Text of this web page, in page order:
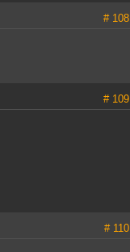
# 108
# 109
# 110